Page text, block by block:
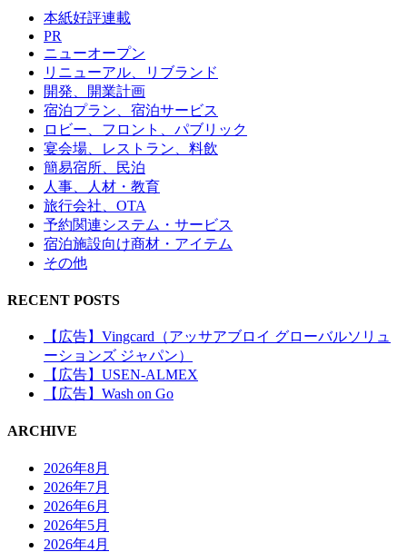
本紙好評連載
PR
ニューオープン
リニューアル、リブランド
開発、開業計画
宿泊プラン、宿泊サービス
ロビー、フロント、パブリック
宴会場、レストラン、料飲
簡易宿所、民泊
人事、人材・教育
旅行会社、OTA
予約関連システム・サービス
宿泊施設向け商材・アイテム
その他
RECENT POSTS
【広告】Vingcard（アッサアブロイ グローバルソリュ
ーションズ ジャパン）
【広告】USEN-ALMEX
【広告】Wash on Go
ARCHIVE
2026年8月
2026年7月
2026年6月
2026年5月
2026年4月